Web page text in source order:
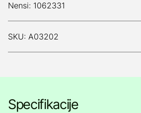
Nensi: 1062331
SKU: A03202
Specifikacije